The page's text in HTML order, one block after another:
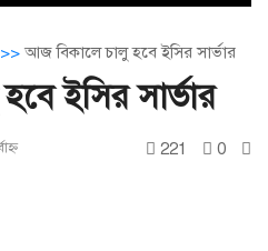
আজ বিকালে চালু হবে ইসির সার্ভার
ইসির সার্ভার
221 0